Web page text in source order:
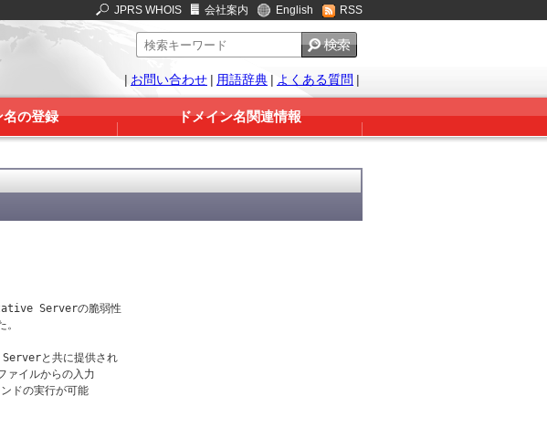
JPRS WHOIS 会社案内 English RSS
| お問い合わせ | 用語辞典 | よくある質問 |
の登録 ドメイン名関連情報
Serverの脆弱性
と共に提供され
ァイルからの入力
ドの実行が可能